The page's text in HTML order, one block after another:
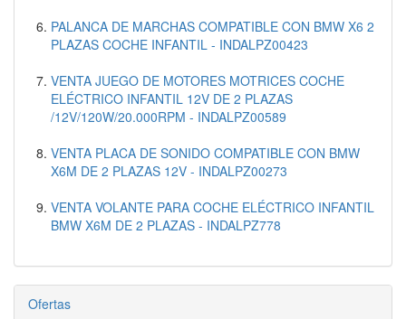
PALANCA DE MARCHAS COMPATIBLE CON BMW X6 2
PLAZAS COCHE INFANTIL - INDALPZ00423
VENTA JUEGO DE MOTORES MOTRICES COCHE
ELÉCTRICO INFANTIL 12V DE 2 PLAZAS
/12V/120W/20.000RPM - INDALPZ00589
VENTA PLACA DE SONIDO COMPATIBLE CON BMW
X6M DE 2 PLAZAS 12V - INDALPZ00273
VENTA VOLANTE PARA COCHE ELÉCTRICO INFANTIL
BMW X6M DE 2 PLAZAS - INDALPZ778
Ofertas